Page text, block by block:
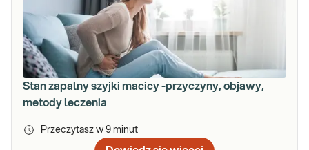
Stan zapalny szyjki macicy -przyczyny, objawy,
metody leczenia
Przeczytasz w 9 minut